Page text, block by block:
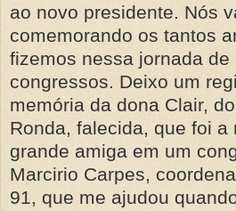
ao novo presidente. Nós
comemorando os tantos
fizemos nessa jornada de
congressos. Deixo um
memória da dona Clair,
Ronda, falecida, que foi a
grande amiga em um
Marcirio Carpes,
91, que me ajudou